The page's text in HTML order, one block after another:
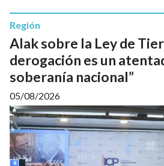
Alak sobre la Ley de
derogación es un
soberanía nacional”
Región
05/08/2026